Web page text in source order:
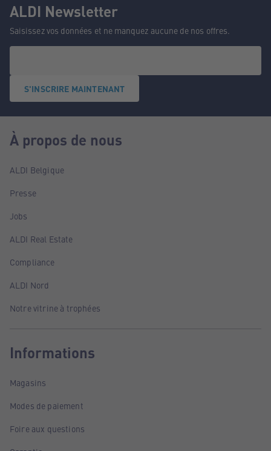
ALDI Newsletter
Saisissez vos données et ne manquez aucune de nos offres.
S'INSCRIRE MAINTENANT
À propos de nous
ALDI Belgique
Presse
Jobs
ALDI Real Estate
Compliance
ALDI Nord
Notre vitrine à trophées
Informations
Magasins
Modes de paiement
Foire aux questions